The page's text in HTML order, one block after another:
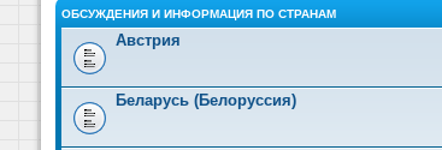
ОБСУЖДЕНИЯ И ИНФОРМАЦИЯ ПО СТРАНАМ
Австрия
Беларусь (Белоруссия)